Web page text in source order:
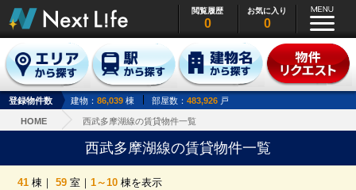
閲覧履歴
0
お気に入り
0
登録物件数 建物： 86,039 棟 部屋数： 483,926 戸
HOME 西武多摩湖線の賃貸物件一覧
西武多摩湖線の賃貸物件一覧
41 棟｜59 室｜1～10 棟を表示